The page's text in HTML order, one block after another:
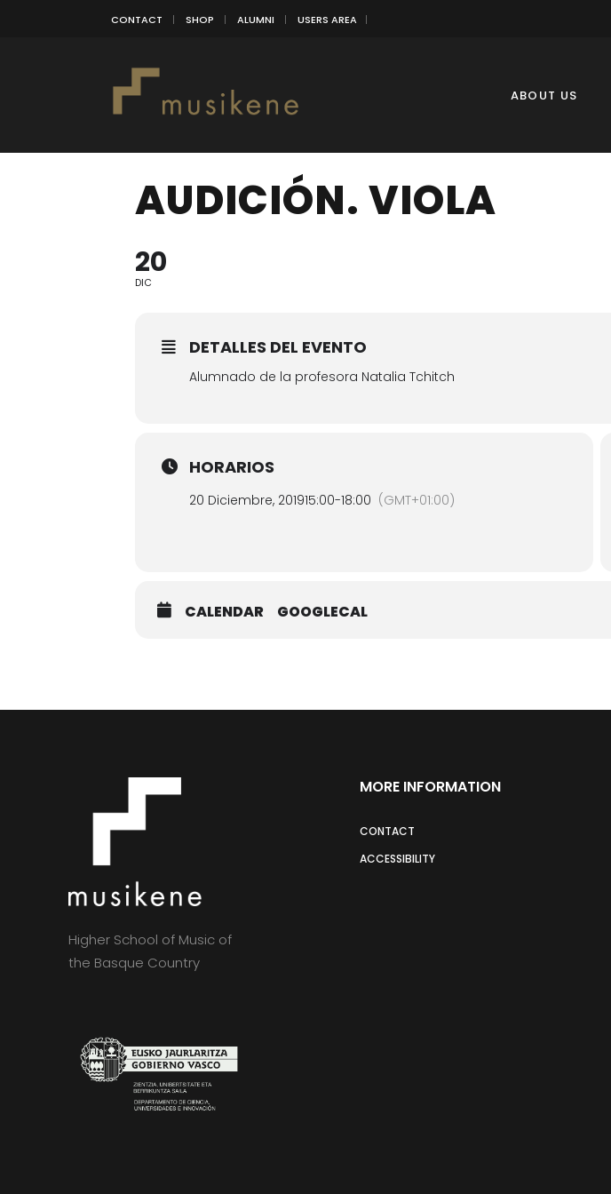
CONTACT SHOP ALUMNI USERS AREA
ABOUT US
AUDICIÓN. VIOLA
20
DIC
DETALLES DEL EVENTO
Alumnado de la profesora Natalia Tchitch
HORARIOS
20 Diciembre, 201915:00-18:00 (GMT+01:00)
CALENDAR GOOGLECAL
Higher School of Music of
the Basque Country
MORE INFORMATION
CONTACT
ACCESSIBILITY